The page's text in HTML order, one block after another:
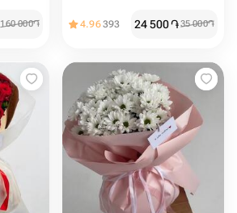
160 000֏ 4.96393 24 500֏35 000֏